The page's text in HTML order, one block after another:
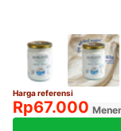
Harga referensi
Rp67.000